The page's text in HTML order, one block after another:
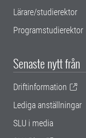
Lärare/studierektor
Programstudierektor
Senaste nytt från
Driftinformation
Lediga anställningar
SLU i media